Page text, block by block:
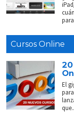
Cursos Online
El